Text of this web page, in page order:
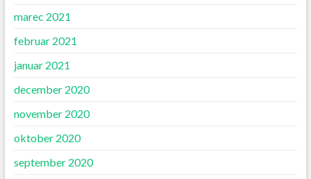
marec 2021
februar 2021
januar 2021
december 2020
november 2020
oktober 2020
september 2020